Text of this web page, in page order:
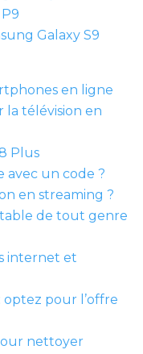
Galaxy S9
en ligne
télévision en
Plus
avec un code ?
en streaming ?
de tout genre
internet et
optez pour l’offre
nettoyer